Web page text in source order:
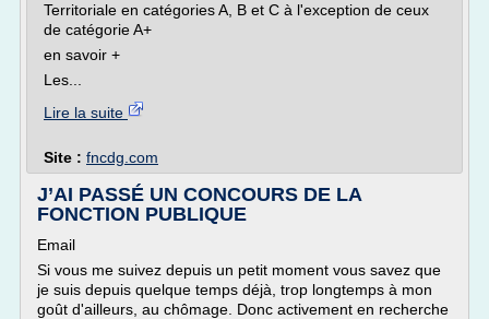
Territoriale en catégories A, B et C à l'exception de ceux
de catégorie A+
en savoir +
Les...
Lire la suite
Site : fncdg.com
J’AI PASSÉ UN CONCOURS DE LA
FONCTION PUBLIQUE
Email
Si vous me suivez depuis un petit moment vous savez que
je suis depuis quelque temps déjà, trop longtemps à mon
goût d'ailleurs, au chômage. Donc activement en recherche